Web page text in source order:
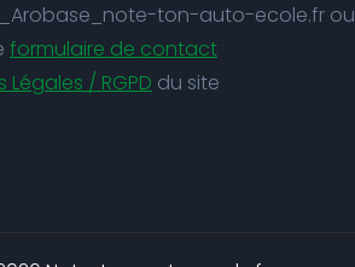
ton-auto-ecole.fr ou
formulaire de contact
Légales / RGPD du site